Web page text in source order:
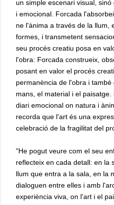
un simple escenari visual,
i emocional. Forcada
ne l'ànima a través de la llum,
formes, i transmetent
seu procés creatiu posa en
l'obra: Forcada construeix,
posant en valor el procés
permanència de l'obra i
mans, el material i el
diari emocional on natura i
recorda que l'art és una
celebració de la fragilitat del
"He pogut veure com el seu
reflecteix en cada detall: en la
llum que entra a la sala, en la
dialoguen entre elles i amb
experiència viva, on l'art i el